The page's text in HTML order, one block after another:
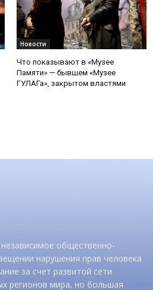
Новости
Что показывают в «Музее
Памяти» — бывшем «Музее
ГУЛАГа», закрытом властями
общественно-
нарушения прав человека
за счет развитой сети
регионов мира, но большая